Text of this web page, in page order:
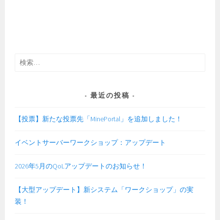
検
最近の投稿
【投票】新たな投票先「MinePortal」を追加しました！
イベントサーバーワークショップ：アップデート
2026年5月のQoLアップデートのお知らせ！
【大型アップデート】新システム「ワークショップ」の実
装！